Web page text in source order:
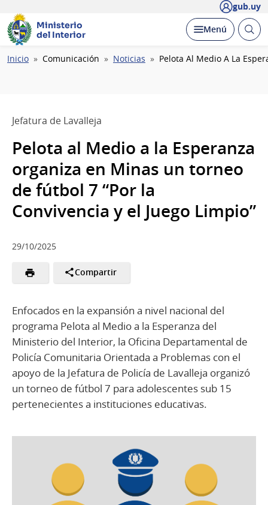
gub.uy
Ministerio
del Interior
Desplegar
Menú Abrir
Ruta
Inicio Comunicación Noticias Pelota Al Medio A La
Jefatura de Lavalleja
Pelota al Medio a la Esperanza
organiza en Minas un torneo
de fútbol 7 “Por la
Convivencia y el Juego Limpio”
29/10/2025
Compartir
Enfocados en la expansión a nivel nacional del
programa Pelota al Medio a la Esperanza del
Ministerio del Interior, la Oficina Departamental de
Policía Comunitaria Orientada a Problemas con el
apoyo de la Jefatura de Policía de Lavalleja organizó
un torneo de fútbol 7 para adolescentes sub 15
pertenecientes a instituciones educativas.